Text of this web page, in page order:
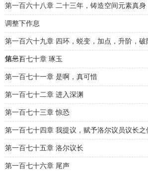
第一百六十八章 二十三年，铸造空间元素真身
调整下作息
第一百六十九章 四环，蜕变，加点，升阶，
信息）
第一百七十章 琢玉
第一百七十一章 是啊，真可惜
第一百七十二章 进入深渊
第一百七十三章 惊恐
第一百七十四章 我提议，赋予洛尔议员议长之
第一百七十五章 洛尔议长
第一百七十六章 尾声